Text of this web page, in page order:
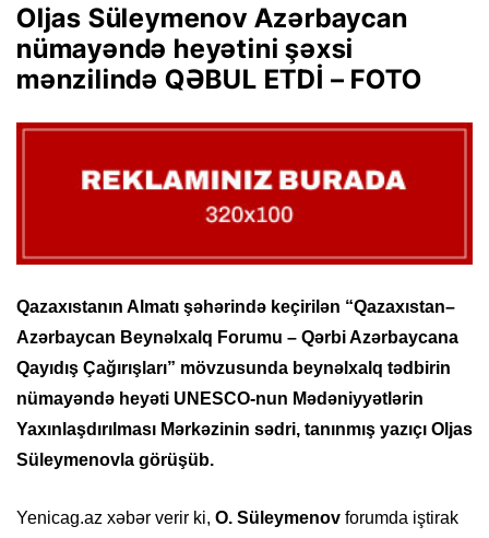
Oljas Süleymenov Azərbaycan
nümayəndə heyətini şəxsi
mənzilində QƏBUL ETDİ – FOTO
Qazaxıstanın Almatı şəhərində keçirilən “Qazaxıstan–
Azərbaycan Beynəlxalq Forumu – Qərbi Azərbaycana
Qayıdış Çağırışları” mövzusunda beynəlxalq tədbirin
nümayəndə heyəti UNESCO-nun Mədəniyyətlərin
Yaxınlaşdırılması Mərkəzinin sədri, tanınmış yazıçı Oljas
Süleymenovla görüşüb.
Yenicag.az xəbər verir ki, O. Süleymenov forumda iştirak